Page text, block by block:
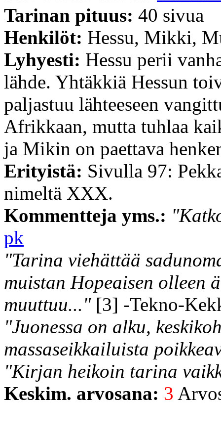
Tarinan pituus: 40 sivua
Henkilöt: Hessu, Mikki,
Lyhyesti: Hessu perii
lähde. Yhtäkkiä Hessun
paljastuu lähteeseen
Afrikkaan, mutta tuhlaa
ja Mikin on paettava
Erityistä: Sivulla 97:
nimeltä XXX.
Kommentteja yms.:
pk
"Tarina viehättää
muistan Hopeaisen olleen
muuttuu..."[3] -Tekno-
"Juonessa on alku,
massaseikkailuista
"Kirjan heikoin tarina
Keskim. arvosana: 3